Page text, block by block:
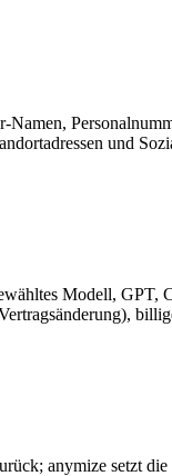
und
Modell, GPT,
anymize setzt